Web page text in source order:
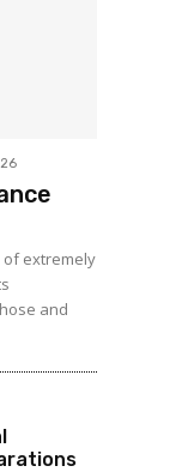
of extremely
and